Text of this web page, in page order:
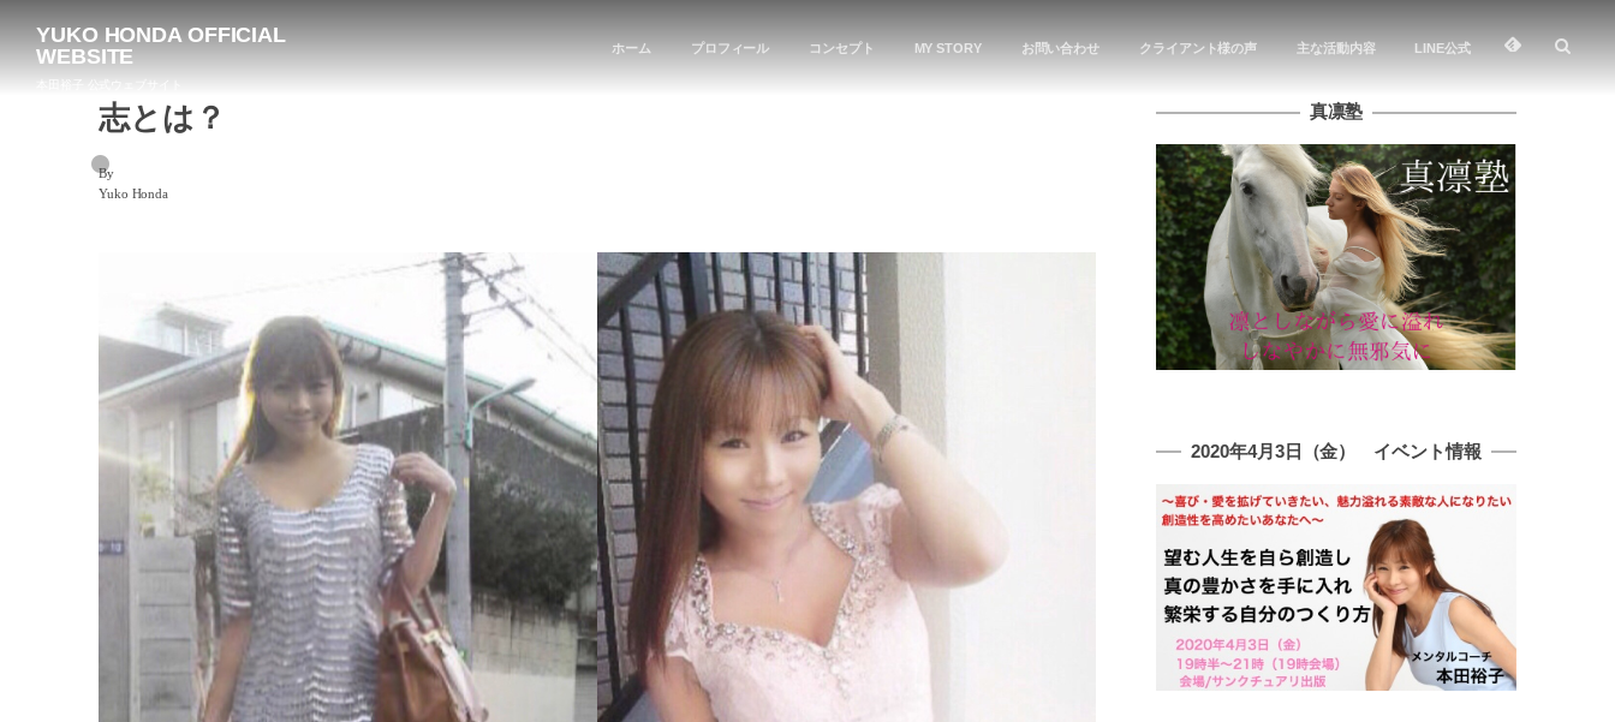
YUKO HONDA OFFICIAL
WEBSITE
ホーム プロフィール コンセプト MY STORY お問い合わせ クライアント様の声 主な活動内容 LINE公式
志とは？
By
Yuko Honda
真凛塾
2020年4月3日（金） イベント情報